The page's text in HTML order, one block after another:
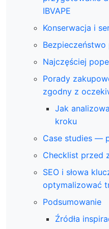
IBVAPE
Konserwacja i
Najczęściej
Porady
zgodny z
Jak
kroku
Case studies —
Checklist przed
SEO i słowa
optymalizować
Podsumowanie
Źródła